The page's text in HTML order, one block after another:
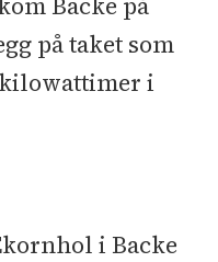
Backe på
på taket som
kilowattimer i
i Backe